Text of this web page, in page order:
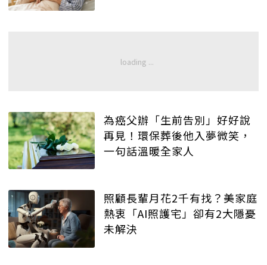
為癌父辦「生前告別」好好說
再見！環保葬後他入夢微笑，
一句話溫暖全家人
照顧長輩月花2千有找？美家庭
熱衷「AI照護宅」卻有2大隱憂
未解決